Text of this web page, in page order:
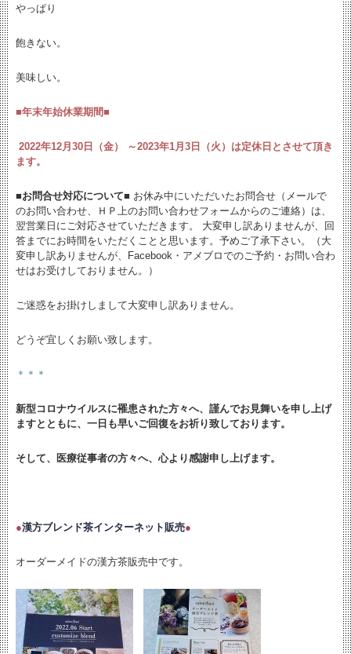
やっぱり
飽きない。
美味しい。
■年末年始休業期間■
2022年12月30日（金） ～2023年1月3日（火）は定休日とさせて頂き
ます。
■お問合せ対応について■ お休み中にいただいたお問合せ（メールで
のお問い合わせ、ＨＰ上のお問い合わせフォームからのご連絡）は、
翌営業日にご対応させていただきます。 大変申し訳ありませんが、回
答までにお時間をいただくことと思います。予めご了承下さい。（大
変申し訳ありませんが、Facebook・アメブロでのご予約・お問い合わ
せはお受けしておりません。）
ご迷惑をお掛けしまして大変申し訳ありません。
どうぞ宜しくお願い致します。
＊＊＊
新型コロナウイルスに罹患された方々へ、謹んでお見舞いを申し上げ
ますとともに、 一日も早いご回復をお祈り致しております。
そして、医療従事者の方々へ、心より感謝申し上げます。
●漢方ブレンド茶インターネット販売●
オーダーメイドの漢方茶販売中です。